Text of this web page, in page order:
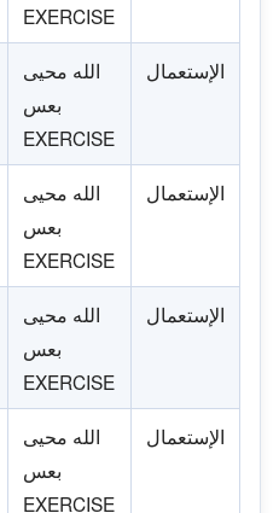
EXERCISE
الله محيى
بعس
EXERCISE
الإستعمال
الله محيى
بعس
EXERCISE
الإستعمال
الله محيى
بعس
EXERCISE
الإستعمال
الله محيى
بعس
EXERCISE
الإستعمال